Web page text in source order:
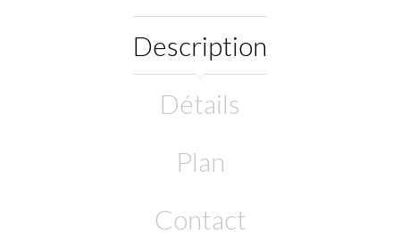
Description
Détails
Plan
Contact